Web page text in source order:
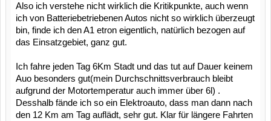
Also ich verstehe nicht wirklich die Kritikpunkte, auch wenn
ich von Batteriebetriebenen Autos nicht so wirklich überzeugt
bin, finde ich den A1 etron eigentlich, natürlich bezogen auf
das Einsatzgebiet, ganz gut.
Ich fahre jeden Tag 6Km Stadt und das tut auf Dauer keinem
Auo besonders gut(mein Durchschnittsverbrauch bleibt
aufgrund der Motortemperatur auch immer über 6l) .
Desshalb fände ich so ein Elektroauto, dass man dann nach
den 12 Km am Tag auflädt, sehr gut. Klar für längere Fahrten